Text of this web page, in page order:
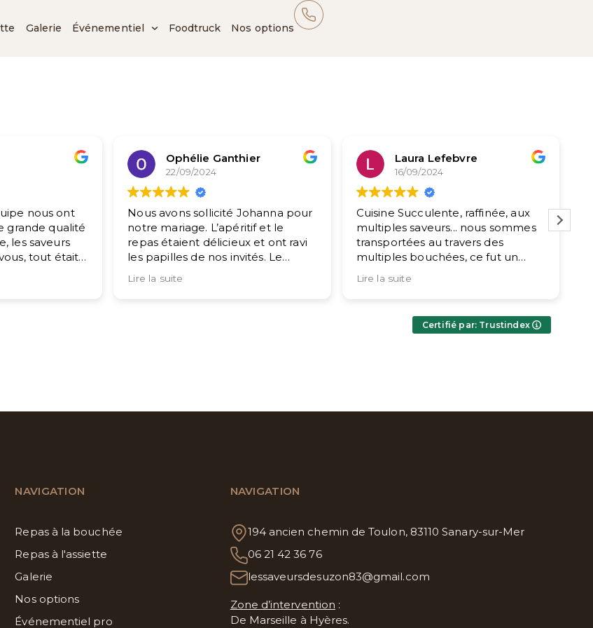
Galerie Événementiel Foodtruck Nos options
nous ont
grande qualité
les saveurs
tout était
en parle
Ophélie Ganthier
22/09/2024
Nous avons sollicité Johanna pour
notre mariage. L’apéritif et le
repas étaient délicieux et ont ravi
les papilles de nos invités. Le
service était irréprochable. Et
Johanna a été d’une aide
Lire la suite
Laura Lefebvre
16/09/2024
Cuisine Succulente, raffinée, aux
multiples saveurs... nous sommes
transportées au travers des
multiples bouchées, ce fut un
délice !
Professionnalisme et discrétion de
Merci à toute l'équipe, grâce à
vous, notre soirée de mariage a
Lire la suite
Certifié par: Trustindex
NAVIGATION
Repas à la bouchée
Repas à l'assiette
Galerie
Nos options
Événementiel pro
NAVIGATION
194 ancien chemin de Toulon, 83110 Sanary-sur-Mer
06 21 42 36 76
lessaveursdesuzon83@gmail.com
Zone d’intervention :
De Marseille à Hyères.